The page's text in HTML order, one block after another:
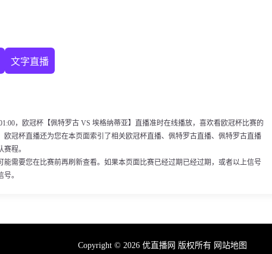
文字直播
，欧冠杯【佩特罗古 VS 埃格纳蒂亚】直播准时在线播放，喜欢看欧冠杯比赛的
冠杯直播还为您在本页面索引了相关欧冠杯直播、佩特罗古直播、佩特罗古直播
程。
能需要您在比赛前再刷新查看。如果本页面比赛已经过期已经过期，或者以上信号
。
Copyright © 2026 优直播网 版权所有 网站地图